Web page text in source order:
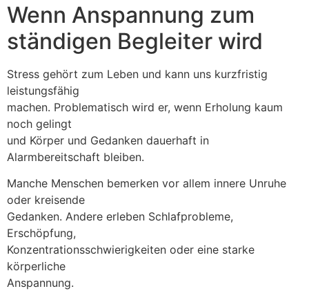
Wenn Anspannung zum
ständigen Begleiter wird
Stress gehört zum Leben und kann uns kurzfristig
leistungsfähig
machen. Problematisch wird er, wenn Erholung kaum
noch gelingt
und Körper und Gedanken dauerhaft in
Alarmbereitschaft bleiben.
Manche Menschen bemerken vor allem innere Unruhe
oder kreisende
Gedanken. Andere erleben Schlafprobleme,
Erschöpfung,
Konzentrationsschwierigkeiten oder eine starke
körperliche
Anspannung.